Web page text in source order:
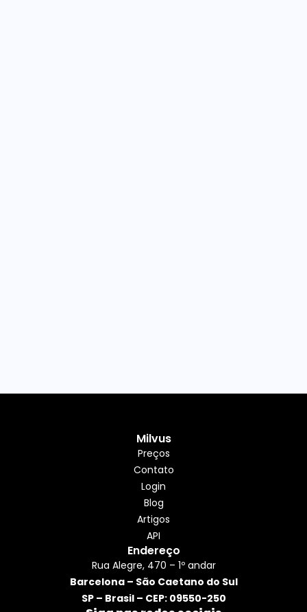
Milvus
Preços
Contato
Login
Blog
Artigos
API
Endereço
Rua Alegre, 470 – 1º andar
Barcelona – São Caetano do Sul
SP – Brasil – CEP: 09550-250